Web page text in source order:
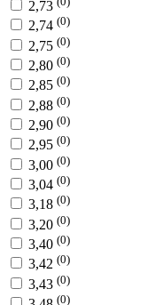
2,73
2,74 (0)
2,75 (0)
2,80 (0)
2,85 (0)
2,88 (0)
2,90 (0)
2,95 (0)
3,00 (0)
3,04 (0)
3,18 (0)
3,20 (0)
3,40 (0)
3,42 (0)
3,43 (0)
(0)